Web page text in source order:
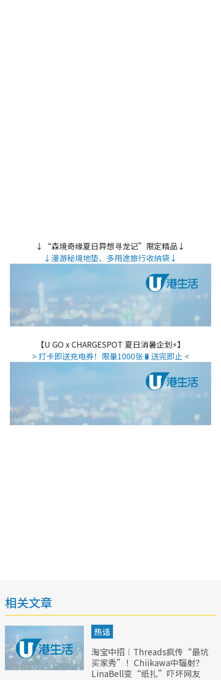
↓“森境奇缘夏日异想寻龙记”限定精品↓
↓漫游秘境地垫、多用途旅行收纳袋↓
【U GO x CHARGESPOT 夏日消暑企划⚡】
> 打卡即送充电券！限量1000张🔋送完即止 <
相关文章
热话
淘宝中招︱Threads疯传“最坑
买家秀”！Chiikawa中辐射？
LinaBell变“纸扎”吓坏网友